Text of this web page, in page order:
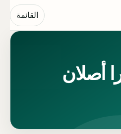
القائمة
أصلان